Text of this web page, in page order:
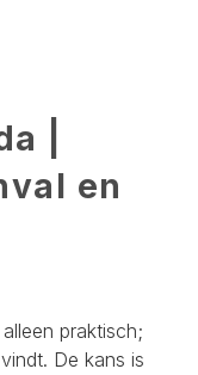
|
en
praktisch;
De kans is